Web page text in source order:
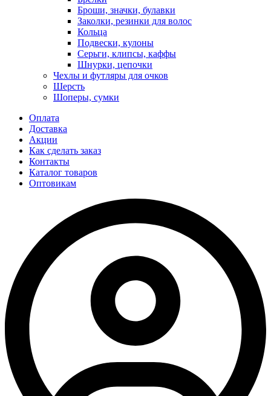
Броши, значки, булавки
Заколки, резинки для волос
Кольца
Подвески, кулоны
Серьги, клипсы, каффы
Шнурки, цепочки
Чехлы и футляры для очков
Шерсть
Шоперы, сумки
Оплата
Доставка
Акции
Как сделать заказ
Контакты
Каталог товаров
Оптовикам